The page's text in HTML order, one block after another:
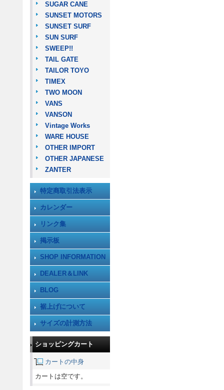
SUGAR CANE
SUNSET MOTORS
SUNSET SURF
SUN SURF
SWEEP!!
TAIL GATE
TAILOR TOYO
TIMEX
TWO MOON
VANS
VANSON
Vintage Works
WARE HOUSE
OTHER IMPORT
OTHER JAPANESE
ZANTER
特定商取引法表示
カレンダー
リンク集
掲示板
SHOP INFORMATION
DEALER＆LINK
BLOG
裾上げについて
サイズの計測方法
ショッピングカート
カートの中身
カートは空です。